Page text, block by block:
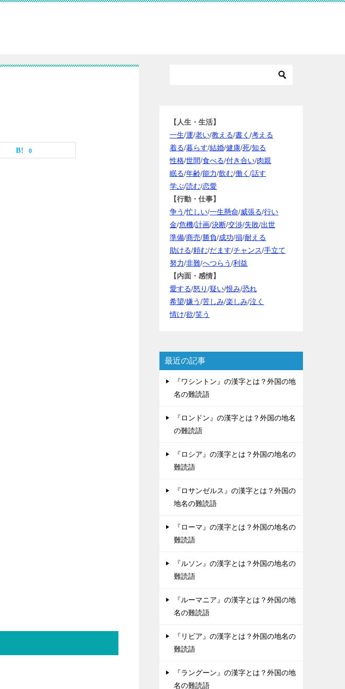
0
【人生・生活】
一生/運/老い/教える/書く /考える
着る/暮らす/結婚/健康/死/知る
性格/世間/食べる/付き合い/肉親
眠る/年齢/能力/飲む/働く /話す
学ぶ/読む/恋愛
【行動・仕事】
争う/忙しい/一生懸命/威張る/行い
金/危機/計画/決断/交渉/失敗/出世
準備/商売/勝負/成功/損/耐える
助ける/頼む/だます/チャンス/手立て
努力/非難/へつらう/利益
【内面・感情】
愛する/怒り/疑い/恨み/恐れ
希望/嫌う/苦しみ/楽しみ/泣く
情け/欲/笑う
最近の記事
『ワシントン』の漢字とは？外国の地
名の難読語
『ロンドン』の漢字とは？外国の地名
の難読語
『ロシア』の漢字とは？外国の地名の
難読語
『ロサンゼルス』の漢字とは？外国の
地名の難読語
『ローマ』の漢字とは？外国の地名の
難読語
『ルソン』の漢字とは？外国の地名の
難読語
『ルーマニア』の漢字とは？外国の地
名の難読語
『リビア』の漢字とは？外国の地名の
難読語
『ラングーン』の漢字とは？外国の地
名の難読語